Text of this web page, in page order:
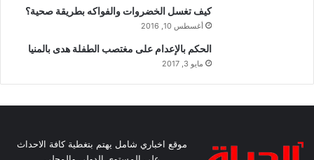
كيف تغسل الخضروات والفواكه بطريقة صحية؟
أغسطس 10, 2016
الحكم بالإعدام على مغتصب الطفلة هدى بالمنيا
مايو 3, 2017
موقع اخباري شامل يهتم بتغطية كافة الاحداث